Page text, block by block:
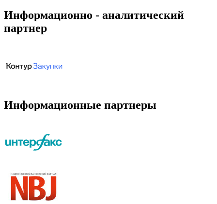
Информационно - аналитический
партнер
Информационные партнеры